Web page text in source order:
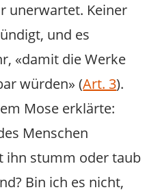
unerwartet. Keiner
und es
«damit die Werke
würden» (Art. 3).
Mose erklärte:
Menschen
ihn stumm oder taub
Bin ich es nicht,